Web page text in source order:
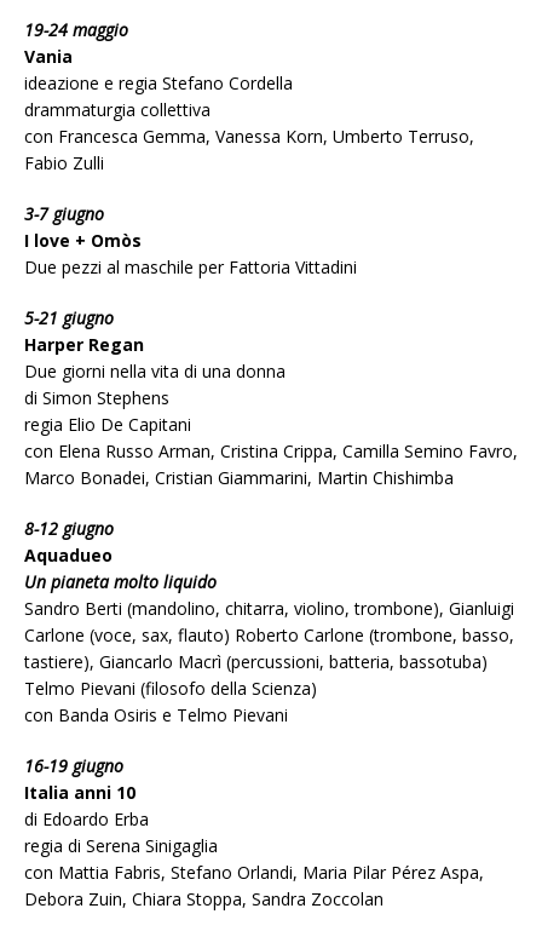
19-24 maggio
Vania
ideazione e regia Stefano Cordella
drammaturgia collettiva
con Francesca Gemma, Vanessa Korn, Umberto Terruso,
Fabio Zulli
3-7 giugno
I love + Omòs
Due pezzi al maschile per Fattoria Vittadini
5-21 giugno
Harper Regan
Due giorni nella vita di una donna
di Simon Stephens
regia Elio De Capitani
con Elena Russo Arman, Cristina Crippa, Camilla Semino Favro,
Marco Bonadei, Cristian Giammarini, Martin Chishimba
8-12 giugno
Aquadueo
Un pianeta molto liquido
Sandro Berti (mandolino, chitarra, violino, trombone), Gianluigi
Carlone (voce, sax, flauto) Roberto Carlone (trombone, basso,
tastiere), Giancarlo Macrì (percussioni, batteria, bassotuba)
Telmo Pievani (filosofo della Scienza)
con Banda Osiris e Telmo Pievani
16-19 giugno
Italia anni 10
di Edoardo Erba
regia di Serena Sinigaglia
con Mattia Fabris, Stefano Orlandi, Maria Pilar Pérez Aspa,
Debora Zuin, Chiara Stoppa, Sandra Zoccolan